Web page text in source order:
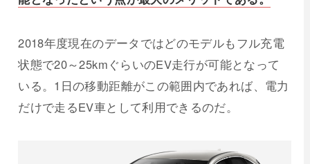
2018年度現在のデータではどのモデルもフル充電
状態で20～25kmぐらいのEV走行が可能となって
いる。1日の移動距離がこの範囲内であれば、電力
だけで走るEV車として利用できるのだ。